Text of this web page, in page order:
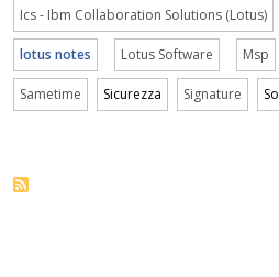
Ics - Ibm Collaboration Solutions (Lotus)
lotus notes Lotus Software Msp
Sametime Sicurezza Signature